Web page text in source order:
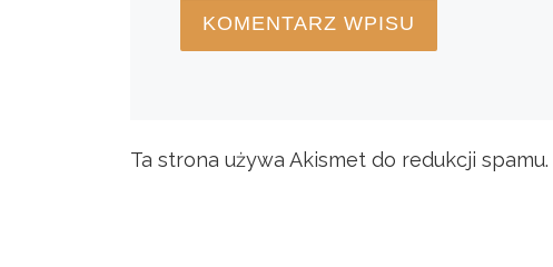
Ta strona używa Akismet do redukcji spamu.